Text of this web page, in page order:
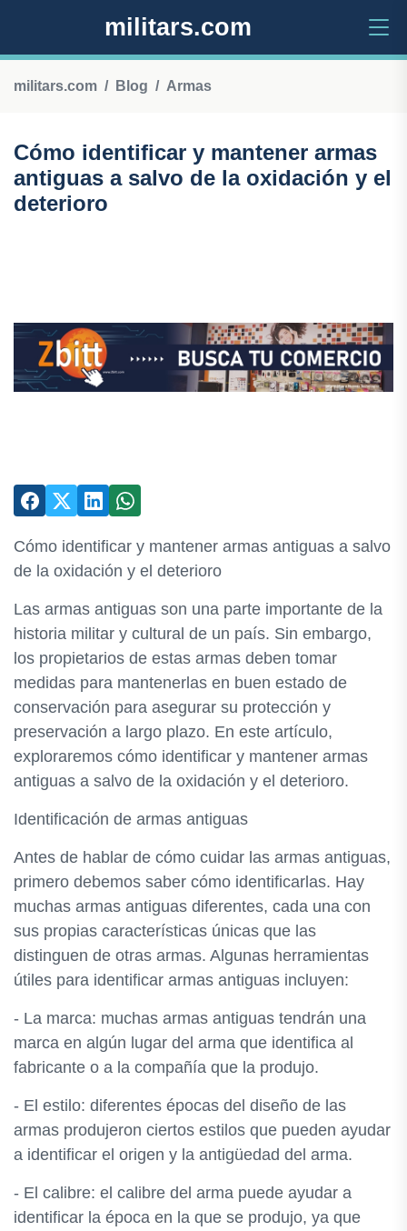
militars.com
militars.com Blog Armas
Cómo identificar y mantener armas
antiguas a salvo de la oxidación y el
deterioro
Cómo identificar y mantener armas antiguas a salvo
de la oxidación y el deterioro
Las armas antiguas son una parte importante de la
historia militar y cultural de un país. Sin embargo,
los propietarios de estas armas deben tomar
medidas para mantenerlas en buen estado de
conservación para asegurar su protección y
preservación a largo plazo. En este artículo,
exploraremos cómo identificar y mantener armas
antiguas a salvo de la oxidación y el deterioro.
Identificación de armas antiguas
Antes de hablar de cómo cuidar las armas antiguas,
primero debemos saber cómo identificarlas. Hay
muchas armas antiguas diferentes, cada una con
sus propias características únicas que las
distinguen de otras armas. Algunas herramientas
útiles para identificar armas antiguas incluyen:
- La marca: muchas armas antiguas tendrán una
marca en algún lugar del arma que identifica al
fabricante o a la compañía que la produjo.
- El estilo: diferentes épocas del diseño de las
armas produjeron ciertos estilos que pueden ayudar
a identificar el origen y la antigüedad del arma.
- El calibre: el calibre del arma puede ayudar a
identificar la época en la que se produjo, ya que